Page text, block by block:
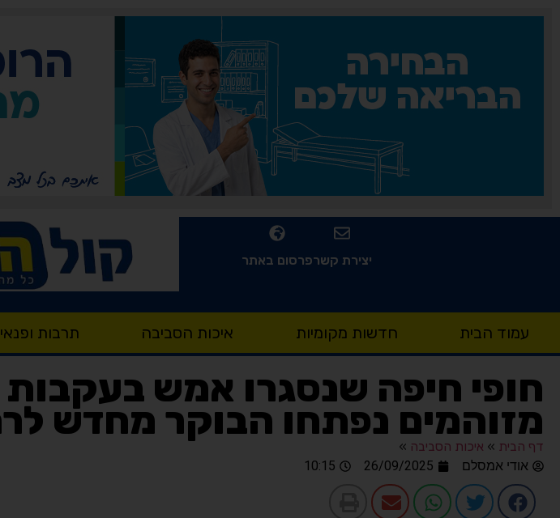
פרסום באתריצירת קשר
עמוד הבית חדשות מקומיות איכות הסביבה תרבות ופנאי
חופי חיפה שנסגרו אמש
מזוהמים נפתחו הבוקר מחדש
דף הבית » איכות הסביבה »
אודי אמסלם
26/09/2025
10:15